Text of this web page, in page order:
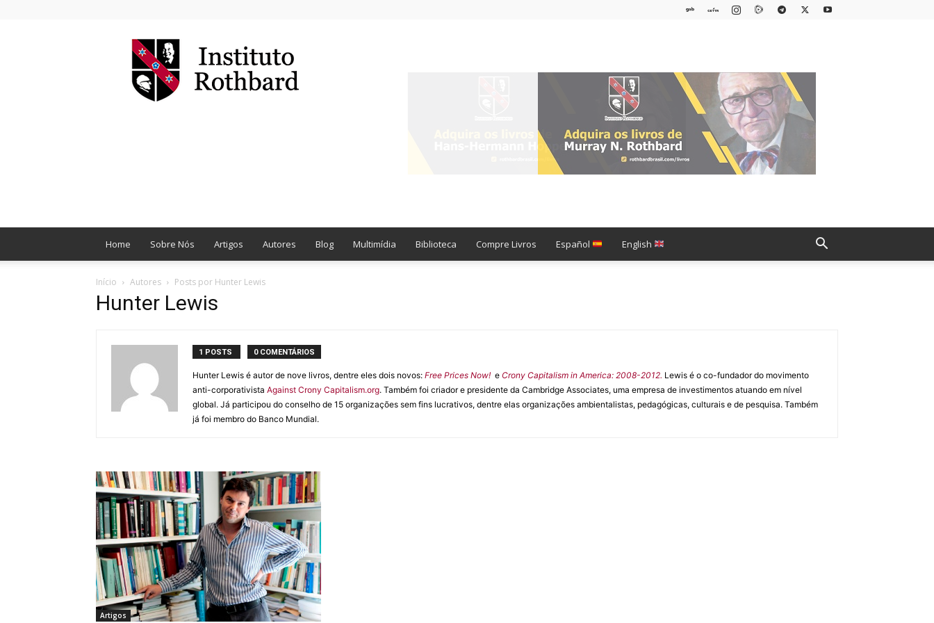
Instituto
Rothbard
Brasil
Home Sobre Nós Artigos Autores Blog Multimídia Biblioteca Compre Livros Español English
Início Autores Posts por Hunter Lewis
Hunter Lewis
1 POSTS 0 COMENTÁRIOS
Hunter Lewis é autor de nove livros, dentre eles dois novos: Free Prices Now! e Crony Capitalism in America: 2008-2012. Lewis é o co-fundador do movimento
anti-corporativista Against Crony Capitalism.org. Também foi criador e presidente da Cambridge Associates, uma empresa de investimentos atuando em nível
global. Já participou do conselho de 15 organizações sem fins lucrativos, dentre elas organizações ambientalistas, pedagógicas, culturais e de pesquisa. Também
já foi membro do Banco Mundial.
Artigos